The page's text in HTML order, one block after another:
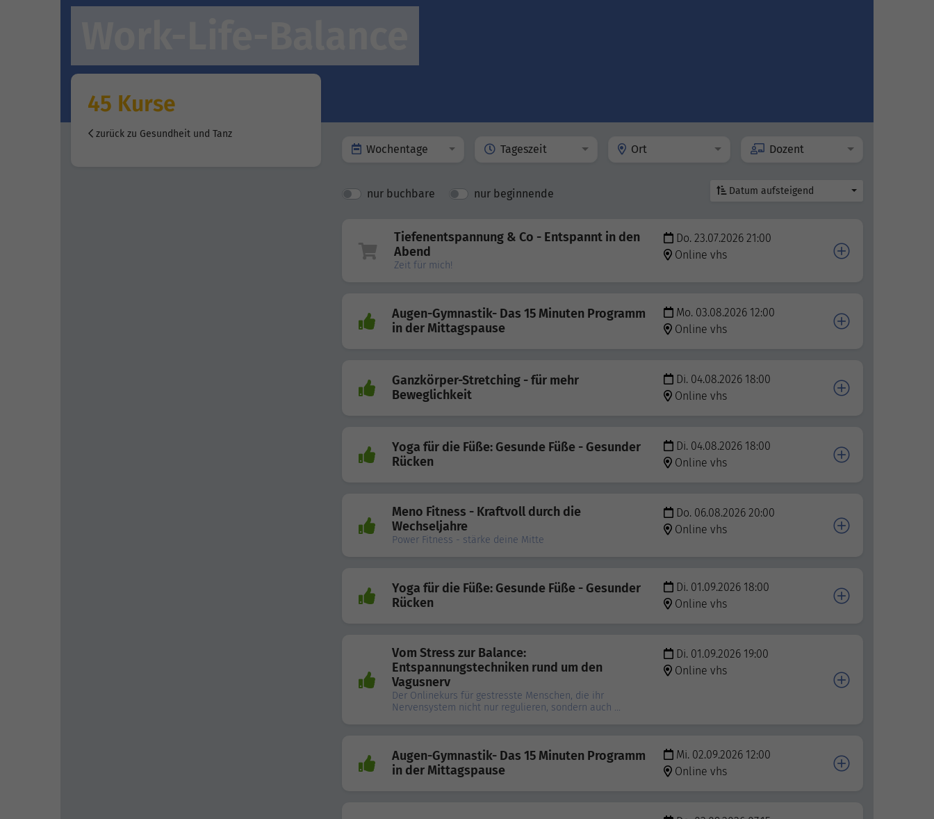
45 Kurse
zurück zu Gesundheit und Tanz
Wochentage Tageszeit Ort Dozent
nur buchbare nur beginnende Datum aufsteigend
Tiefenentspannung & Co - Entspannt in den
Abend
Zeit für mich!
Do. 23.07.2026 21:00
Online vhs
Augen-Gymnastik- Das 15 Minuten Programm
in der Mittagspause
Mo. 03.08.2026 12:00
Online vhs
Ganzkörper-Stretching - für mehr
Beweglichkeit
Di. 04.08.2026 18:00
Online vhs
Yoga für die Füße: Gesunde Füße - Gesunder
Rücken
Di. 04.08.2026 18:00
Online vhs
Meno Fitness - Kraftvoll durch die
Wechseljahre
Power Fitness - stärke deine Mitte
Do. 06.08.2026 20:00
Online vhs
Yoga für die Füße: Gesunde Füße - Gesunder
Rücken
Di. 01.09.2026 18:00
Online vhs
Vom Stress zur Balance:
Entspannungstechniken rund um den
Vagusnerv
Der Onlinekurs für gestresste Menschen, die ihr
Nervensystem nicht nur regulieren, sondern auch ...
Di. 01.09.2026 19:00
Online vhs
Augen-Gymnastik- Das 15 Minuten Programm
in der Mittagspause
Mi. 02.09.2026 12:00
Online vhs